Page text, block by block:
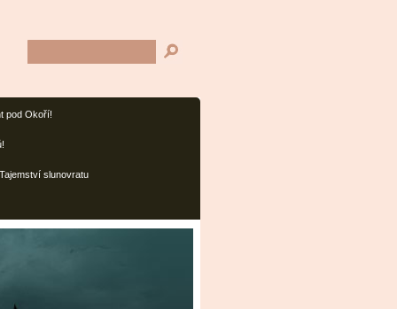
pod Okoří!
Tajemství slunovratu